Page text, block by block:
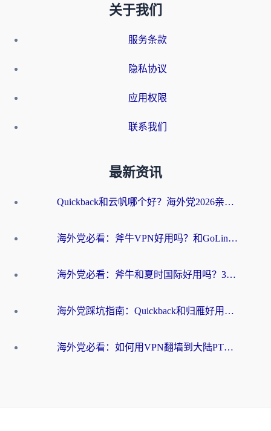
关于我们
服务条款
隐私协议
应用权限
联系我们
最新资讯
Quickback和云帆哪个好？海外党2026亲测指南：选对加速器大陆工具，无缝刷国内剧玩国服
海外党必看：斧牛VPN好用吗？和GoLinkVPN对比哪个回国效果更好？
海外党必看：斧牛和夏时国际好用吗？3步选对回国加速器，无缝刷国内资源
海外党踩坑指南：Quickback和归雁好用吗？选对加速器才能无缝刷国内资源
海外党必看：如何用VPN翻墙到大陆PTT？一篇解决你所有回国加速痛点